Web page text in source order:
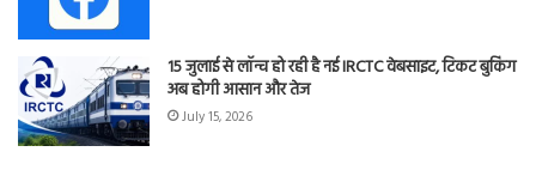
15 जुलाई से लॉन्च हो रही है नई IRCTC वेबसाइट, टिकट बुकिंग
अब होगी आसान और तेज
July 15, 2026